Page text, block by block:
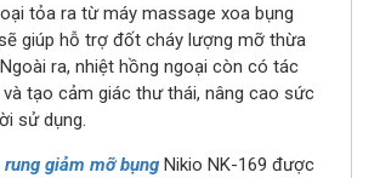
tỏa ra từ máy massage xoa bụng
giúp hỗ trợ đốt cháy lượng mỡ thừa
ra, nhiệt hồng ngoại còn có tác
tạo cảm giác thư thái, nâng cao sức
sử dụng.
giảm mỡ bụng Nikio NK-169 được